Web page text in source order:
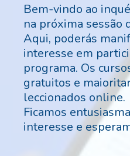
Bem-vindo ao
na próxima sessão
Aqui, poderás
interesse em
programa. Os
gratuitos e
leccionados online.
Ficamos
interesse e